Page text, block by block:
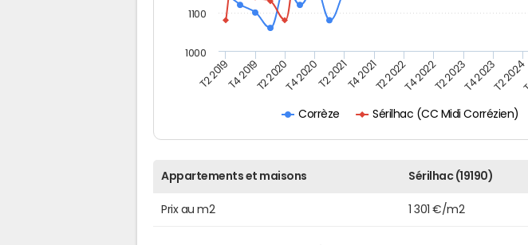
Corrèze Sérilhac (CC Midi Corrézien)
T2 2019T4 2019T2 2020T4 2020T2 2021T4 2021T2 2022T4 2022T2 2023T4 2023T2 2024
1000
1100
Appartements et maisons Sérilhac (19190)
Prix au m2 1 301 €/m2